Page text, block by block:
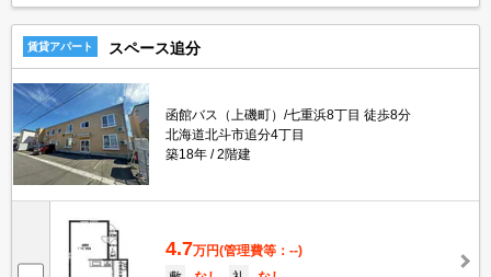
賃貸アパート スペース追分
函館バス（上磯町）/七重浜8丁目 徒歩8分
北海道北斗市追分4丁目
築18年
2階建
4.7万円(管理費等：--)